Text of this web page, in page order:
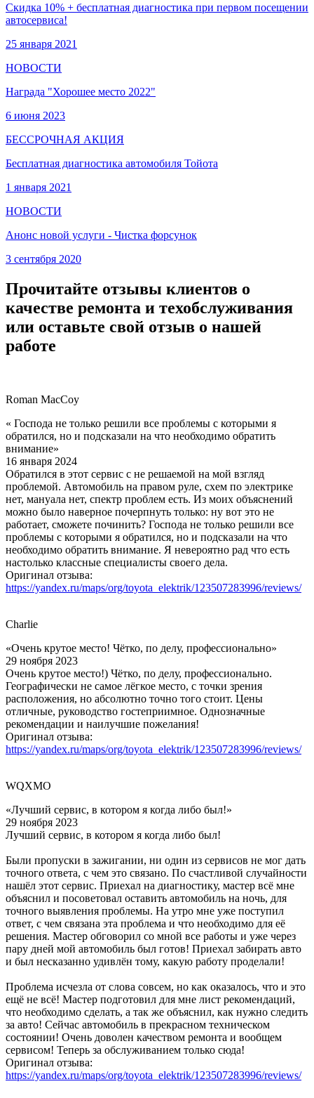
Скидка 10% + бесплатная диагностика при первом посещении
автосервиса!
25 января 2021
НОВОСТИ
Награда "Хорошее место 2022"
6 июня 2023
БЕССРОЧНАЯ АКЦИЯ
Бесплатная диагностика автомобиля Тойота
1 января 2021
НОВОСТИ
Анонс новой услуги - Чистка форсунок
3 сентября 2020
Прочитайте отзывы клиентов о
качестве ремонта и техобслуживания
или оставьте свой отзыв о нашей
работе
Roman MacCoy
« Господа не только решили все проблемы с которыми я
обратился, но и подсказали на что необходимо обратить
внимание»
16 января 2024
Обратился в этот сервис с не решаемой на мой взгляд
проблемой. Автомобиль на правом руле, схем по электрике
нет, мануала нет, спектр проблем есть. Из моих объяснений
можно было наверное почерпнуть только: ну вот это не
работает, сможете починить? Господа не только решили все
проблемы с которыми я обратился, но и подсказали на что
необходимо обратить внимание. Я невероятно рад что есть
настолько классные специалисты своего дела.
Оригинал отзыва:
https://yandex.ru/maps/org/toyota_elektrik/123507283996/reviews/
Charlie
«Очень крутое место! Чётко, по делу, профессионально»
29 ноября 2023
Очень крутое место!) Чётко, по делу, профессионально.
Географически не самое лёгкое место, с точки зрения
расположения, но абсолютно точно того стоит. Цены
отличные, руководство гостеприимное. Однозначные
рекомендации и наилучшие пожелания!
Оригинал отзыва:
https://yandex.ru/maps/org/toyota_elektrik/123507283996/reviews/
WQXMO
«Лучший сервис, в котором я когда либо был!»
29 ноября 2023
Лучший сервис, в котором я когда либо был!
Были пропуски в зажигании, ни один из сервисов не мог дать
точного ответа, с чем это связано. По счастливой случайности
нашёл этот сервис. Приехал на диагностику, мастер всё мне
объяснил и посоветовал оставить автомобиль на ночь, для
точного выявления проблемы. На утро мне уже поступил
ответ, с чем связана эта проблема и что необходимо для её
решения. Мастер обговорил со мной все работы и уже через
пару дней мой автомобиль был готов! Приехал забирать авто
и был несказанно удивлён тому, какую работу проделали!
Проблема исчезла от слова совсем, но как оказалось, что и это
ещё не всё! Мастер подготовил для мне лист рекомендаций,
что необходимо сделать, а так же объяснил, как нужно следить
за авто! Сейчас автомобиль в прекрасном техническом
состоянии! Очень доволен качеством ремонта и вообщем
сервисом! Теперь за обслуживанием только сюда!
Оригинал отзыва:
https://yandex.ru/maps/org/toyota_elektrik/123507283996/reviews/